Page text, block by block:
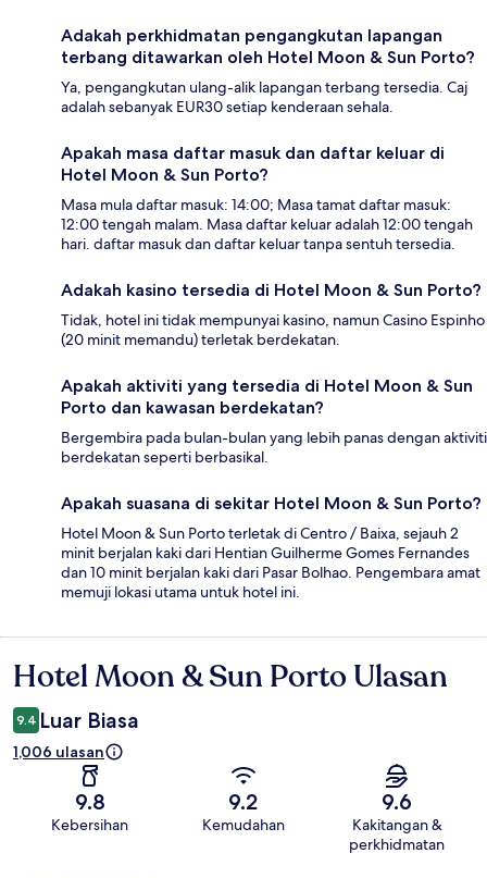
Adakah perkhidmatan pengangkutan lapangan
terbang ditawarkan oleh Hotel Moon & Sun Porto?
Ya, pengangkutan ulang-alik lapangan terbang tersedia. Caj
adalah sebanyak EUR30 setiap kenderaan sehala.
Apakah masa daftar masuk dan daftar keluar di
Hotel Moon & Sun Porto?
Masa mula daftar masuk: 14:00; Masa tamat daftar masuk:
12:00 tengah malam. Masa daftar keluar adalah 12:00 tengah
hari. daftar masuk dan daftar keluar tanpa sentuh tersedia.
Adakah kasino tersedia di Hotel Moon & Sun Porto?
Tidak, hotel ini tidak mempunyai kasino, namun Casino Espinho
(20 minit memandu) terletak berdekatan.
Apakah aktiviti yang tersedia di Hotel Moon & Sun
Porto dan kawasan berdekatan?
Bergembira pada bulan-bulan yang lebih panas dengan aktiviti
berdekatan seperti berbasikal.
Apakah suasana di sekitar Hotel Moon & Sun Porto?
Hotel Moon & Sun Porto terletak di Centro / Baixa, sejauh 2
minit berjalan kaki dari Hentian Guilherme Gomes Fernandes
dan 10 minit berjalan kaki dari Pasar Bolhao. Pengembara amat
memuji lokasi utama untuk hotel ini.
Ulasan
Hotel Moon & Sun Porto Ulasan
9.4 Luar Biasa
1,006 ulasan
9.8
Kebersihan
9.2
Kemudahan
9.6
Kakitangan &
perkhidmatan